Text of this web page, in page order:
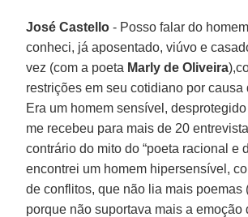
José Castello - Posso falar do
conheci, já aposentado, viúvo e
vez (com a poeta Marly de Oliveira
restrições em seu cotidiano por causa
Era um homem sensível,
me recebeu para mais de 20
contrário do mito do “poeta racional e
encontrei um homem hipersensível,
de conflitos, que não lia mais poemas
porque não suportava mais a emoção